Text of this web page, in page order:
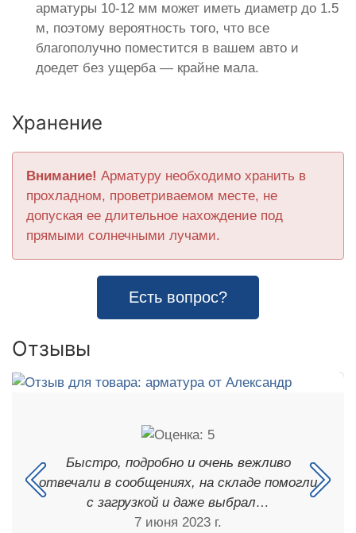
арматуры 10-12 мм может иметь диаметр до 1.5
м, поэтому вероятность того, что все
благополучно поместится в вашем авто и
доедет без ущерба — крайне мала.
Хранение
Внимание! Арматуру необходимо хранить в
прохладном, проветриваемом месте, не
допуская ее длительное нахождение под
прямыми солнечными лучами.
Есть вопрос?
Отзывы
Быстро, подробно и очень вежливо
отвечали в сообщениях, на складе помогли
с загрузкой и даже выбрал…
7 июня 2023 г.